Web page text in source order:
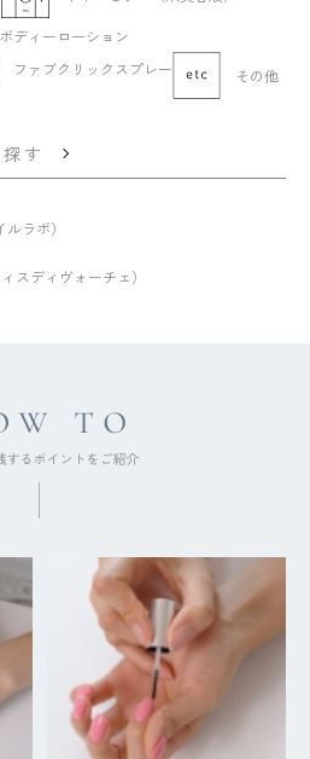
ボディーローション
ファブクリックスプレー その他
す
ラボ）
スディヴォーチェ）